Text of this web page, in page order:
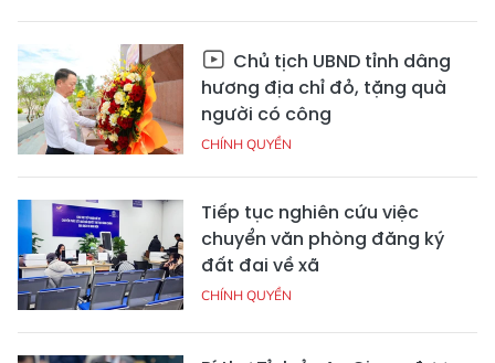
Chủ tịch UBND tỉnh dâng
hương địa chỉ đỏ, tặng quà
người có công
CHÍNH QUYỀN
Tiếp tục nghiên cứu việc
chuyển văn phòng đăng ký
đất đai về xã
CHÍNH QUYỀN